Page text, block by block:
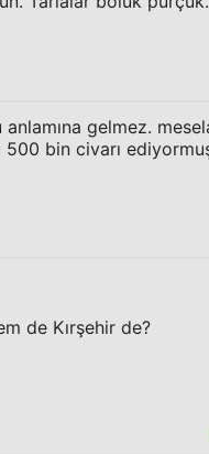
gelmez.
bin civarı
de Kırşehir de?